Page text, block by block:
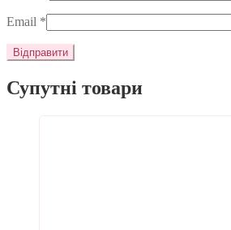
Email *
Супутні товари